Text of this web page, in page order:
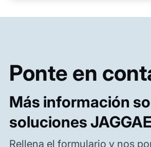
Ponte en
Más información
soluciones
Rellena el formulario y nos